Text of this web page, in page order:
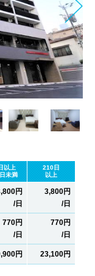
以上
未満
210日
以上
円
/日
3,800円
/日
770円
/日
770円
/日
円 23,100円